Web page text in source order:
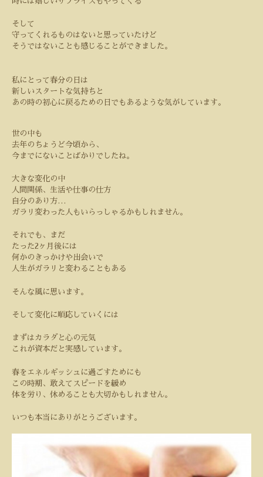
そして
守ってくれるものはないと思っていたけど
そうではないことも感じることができました。
私にとって春分の日は
新しいスタートな気持ちと
あの時の初心に戻るための日でもあるような気がしています。
世の中も
去年のちょうど今頃から、
今までにないことばかりでしたね。
大きな変化の中
人間関係、生活や仕事の仕方
自分のあり方…
ガラリ変わった人もいらっしゃるかもしれません。
それでも、まだ
たった2 ヶ月後には
何かのきっかけや出会いで
人生がガラリと変わることもある
そんな風に思います。
そして変化に順応していくには
まずはカラダと心の元気
これが資本だと実感しています。
春をエネルギッシュに過ごすためにも
この時期、敢えてスピードを緩め
体を労り、休めることも大切かもしれません。
いつも本当にありがとうございます。